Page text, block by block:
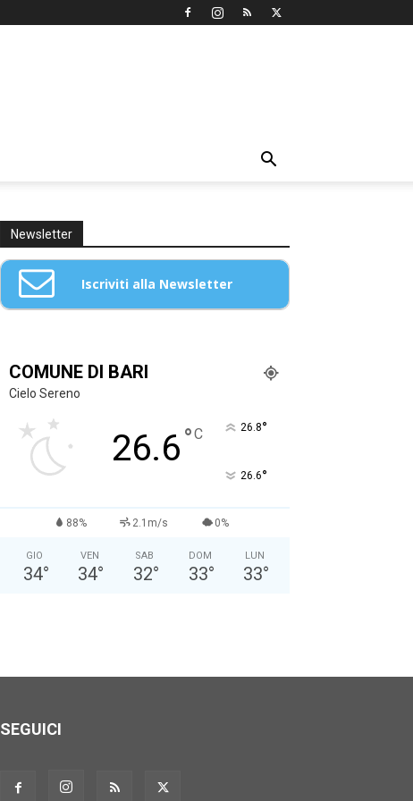
Newsletter
Iscriviti alla Newsletter
Cognome: *
Maschio
Femmina
Anno di Nascita: *
COMUNE DI BARI
Cielo Sereno
26.6°C 26.8°
26.6°
88% 2.1m/s 0%
GIO
34°
VEN
34°
SAB
32°
DOM
33°
LUN
33°
SEGUICI